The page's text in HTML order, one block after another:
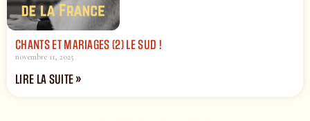
CHANTS ET MARIAGES (2) LE SUD !
novembre 11, 2025
LIRE LA SUITE »